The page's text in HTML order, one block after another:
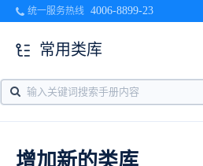
统一服务热线 4006-8899-23
常用类库
增加新的类库